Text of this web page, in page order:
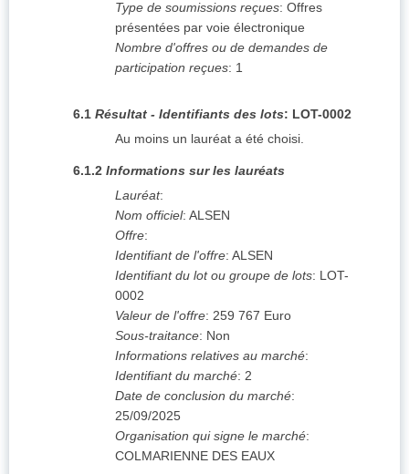
Type de soumissions reçues: Offres
présentées par voie électronique
Nombre d'offres ou de demandes de
participation reçues: 1
6.1 Résultat - Identifiants des lots: LOT-0002
Au moins un lauréat a été choisi.
6.1.2 Informations sur les lauréats
Lauréat:
Nom officiel: ALSEN
Offre:
Identifiant de l'offre: ALSEN
Identifiant du lot ou groupe de lots: LOT-
0002
Valeur de l'offre: 259 767 Euro
Sous-traitance: Non
Informations relatives au marché:
Identifiant du marché: 2
Date de conclusion du marché:
25/09/2025
Organisation qui signe le marché:
COLMARIENNE DES EAUX